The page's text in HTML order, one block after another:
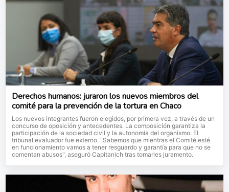
Derechos humanos: juraron los nuevos miembros del
comité para la prevención de la tortura en Chaco
Los nuevos integrantes fueron elegidos, por primera vez, a través de un
concurso de oposición y antecedentes. La composición garantiza la
participación de la sociedad civil y la autonomía del organismo. El
tribunal evaluador fue externo. "Sabemos que mientras el Comité esté
en funcionamiento vamos a tener resguardo y garantía para que no se
comentan abusos", aseguró Capitanich tras tomarles juramento.